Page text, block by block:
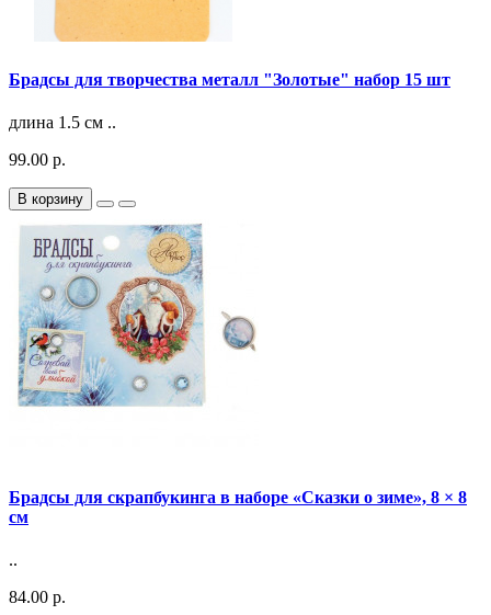
Брадсы для творчества металл "Золотые" набор 15 шт
длина 1.5 см ..
99.00 р.
В корзину
Брадсы для скрапбукинга в наборе «Сказки о зиме», 8 × 8
см
..
84.00 р.